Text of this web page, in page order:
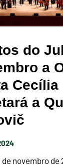
do
a
Cecília
a
novembro de